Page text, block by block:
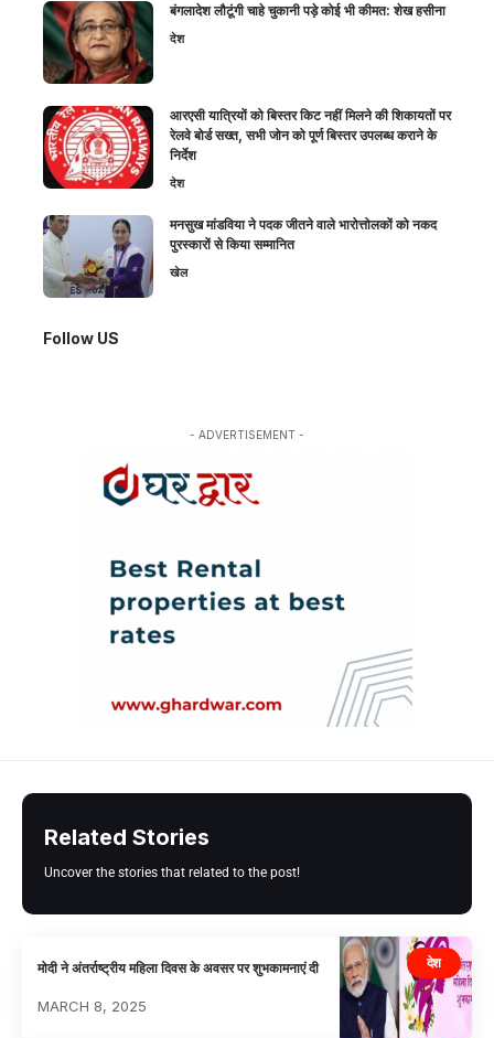
बंगलादेश लौटूंगी चाहे चुकानी पड़े कोई भी कीमत: शेख हसीना
देश
आरएसी यात्रियों को बिस्तर किट नहीं मिलने की शिकायतों पर
रेलवे बोर्ड सख्त, सभी जोन को पूर्ण बिस्तर उपलब्ध कराने के
निर्देश
देश
मनसुख मांडविया ने पदक जीतने वाले भारोत्तोलकों को नकद
पुरस्कारों से किया सम्मानित
खेल
Follow US
- ADVERTISEMENT -
Related Stories
Uncover the stories that related to the post!
देश
मोदी ने अंतर्राष्ट्रीय महिला दिवस के अवसर पर शुभकामनाएं दी
MARCH 8, 2025